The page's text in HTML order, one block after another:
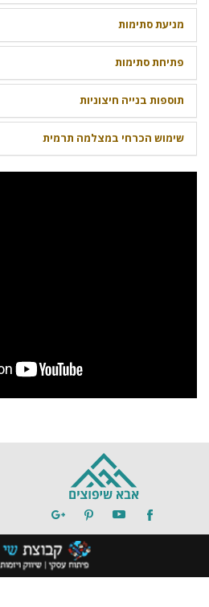
מניעת סתימות
פתיחת סתימות
תוספות בנייה חיצוניות
שימוש הכרחי במצלמה תרמית